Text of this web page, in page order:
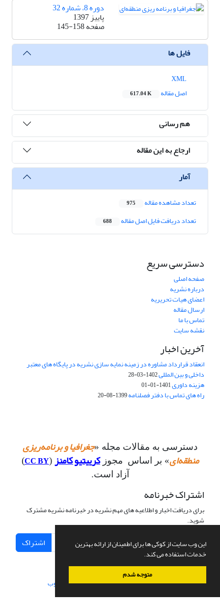
این وب سایت از کوکی ها برای اطمینان از ارائه بهترین
خدمات استفاده می کند.
متوجه شدم
دوره 8، شماره 32
پاییز 1397
صفحه145-158
فایل ها
اصل مقاله
617.04 K
هم رسانی
ارجاع به این مقاله
آمار
تعداد مشاهده مقاله 975
تعداد دریافت فایل اصل مقاله 688
دسترسی سریع
صفحه اصلی
درباره نشریه
اعضای هیات تحریریه
ارسال مقاله
تماس با ما
نقشه سایت
آخرین اخبار
انعقاد قرارداد مشاوره در زمینه نمایه سازی نشریه در پایگاه های معتبر
داخلی و بین المللی1402-03-28
هزینه داوری1401-01-01
راه های تماس با دفتر فصلنامه1399-08-20
دسترسی به مقالات مجله «جغرافیا و برنامه‌ریزی
منطقه‌ای» بر اساس مجوزکرییتیو کامنز (
CC BY
)
آزاد است.
اشتراک خبرنامه
برای دریافت اخبار و اطلاعیه های مهم نشریه در خبرنامه نشریه مشترک
شوید.
اشتراک
سامانه مدیریت نشریات علمی.طراحی و پیاده سازی از سیناوب